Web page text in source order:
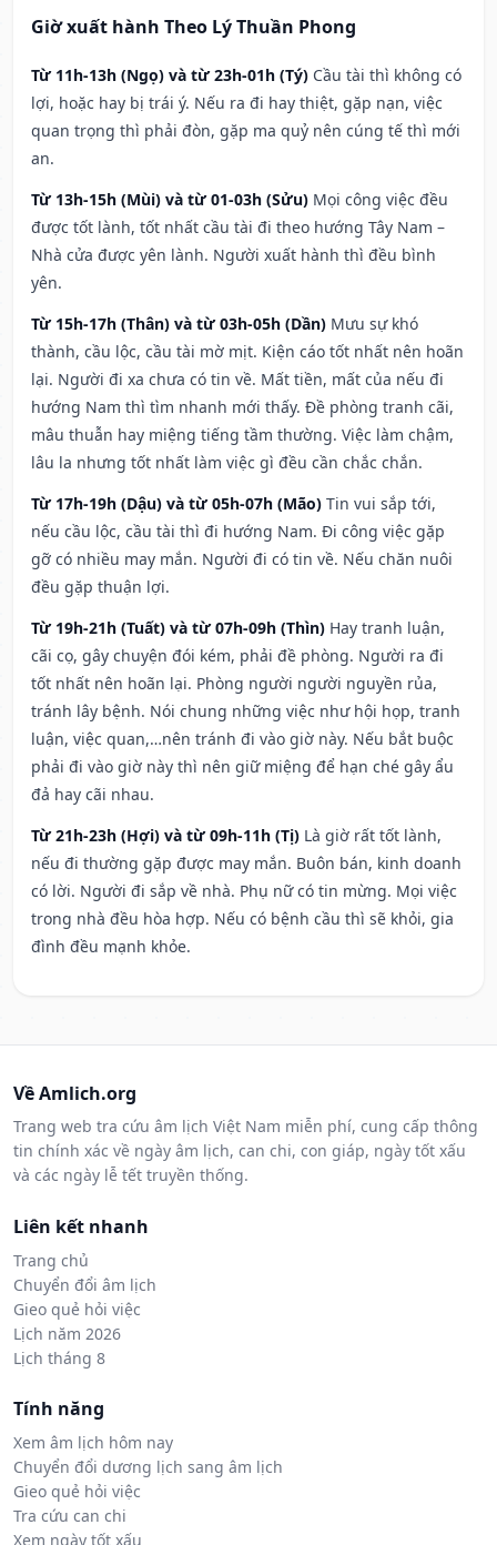
Giờ xuất hành Theo Lý Thuần Phong
Từ 11h-13h (Ngọ) và từ 23h-01h (Tý) Cầu tài thì không có
lợi, hoặc hay bị trái ý. Nếu ra đi hay thiệt, gặp nạn, việc
quan trọng thì phải đòn, gặp ma quỷ nên cúng tế thì mới
an.
Từ 13h-15h (Mùi) và từ 01-03h (Sửu) Mọi công việc đều
được tốt lành, tốt nhất cầu tài đi theo hướng Tây Nam –
Nhà cửa được yên lành. Người xuất hành thì đều bình
yên.
Từ 15h-17h (Thân) và từ 03h-05h (Dần) Mưu sự khó
thành, cầu lộc, cầu tài mờ mịt. Kiện cáo tốt nhất nên hoãn
lại. Người đi xa chưa có tin về. Mất tiền, mất của nếu đi
hướng Nam thì tìm nhanh mới thấy. Đề phòng tranh cãi,
mâu thuẫn hay miệng tiếng tầm thường. Việc làm chậm,
lâu la nhưng tốt nhất làm việc gì đều cần chắc chắn.
Từ 17h-19h (Dậu) và từ 05h-07h (Mão) Tin vui sắp tới,
nếu cầu lộc, cầu tài thì đi hướng Nam. Đi công việc gặp
gỡ có nhiều may mắn. Người đi có tin về. Nếu chăn nuôi
đều gặp thuận lợi.
Từ 19h-21h (Tuất) và từ 07h-09h (Thìn) Hay tranh luận,
cãi cọ, gây chuyện đói kém, phải đề phòng. Người ra đi
tốt nhất nên hoãn lại. Phòng người người nguyền rủa,
tránh lây bệnh. Nói chung những việc như hội họp, tranh
luận, việc quan,…nên tránh đi vào giờ này. Nếu bắt buộc
phải đi vào giờ này thì nên giữ miệng để hạn ché gây ẩu
đả hay cãi nhau.
Từ 21h-23h (Hợi) và từ 09h-11h (Tị) Là giờ rất tốt lành,
nếu đi thường gặp được may mắn. Buôn bán, kinh doanh
có lời. Người đi sắp về nhà. Phụ nữ có tin mừng. Mọi việc
trong nhà đều hòa hợp. Nếu có bệnh cầu thì sẽ khỏi, gia
đình đều mạnh khỏe.
Về Amlich.org
Trang web tra cứu âm lịch Việt Nam miễn phí, cung cấp thông
tin chính xác về ngày âm lịch, can chi, con giáp, ngày tốt xấu
và các ngày lễ tết truyền thống.
Liên kết nhanh
Trang chủ
Chuyển đổi âm lịch
Gieo quẻ hỏi việc
Lịch năm 2026
Lịch tháng 8
Tính năng
Xem âm lịch hôm nay
Chuyển đổi dương lịch sang âm lịch
Gieo quẻ hỏi việc
Tra cứu can chi
Xem ngày tốt xấu